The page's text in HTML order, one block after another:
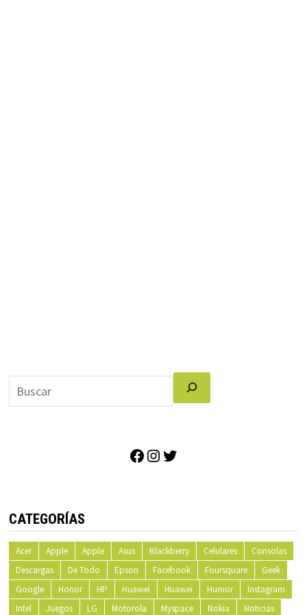
Facebook
Instagram
CATEGORÍAS
Acer Apple Apple Asus Blackberry Celulares
Consolas
Descargas
De Todo Epson Facebook Foursquare
Geek
Google
Honor HP Huawei Huawei Humor
Instagram
Intel
Juegos LG Motorola Myspace Nokia
Noticias